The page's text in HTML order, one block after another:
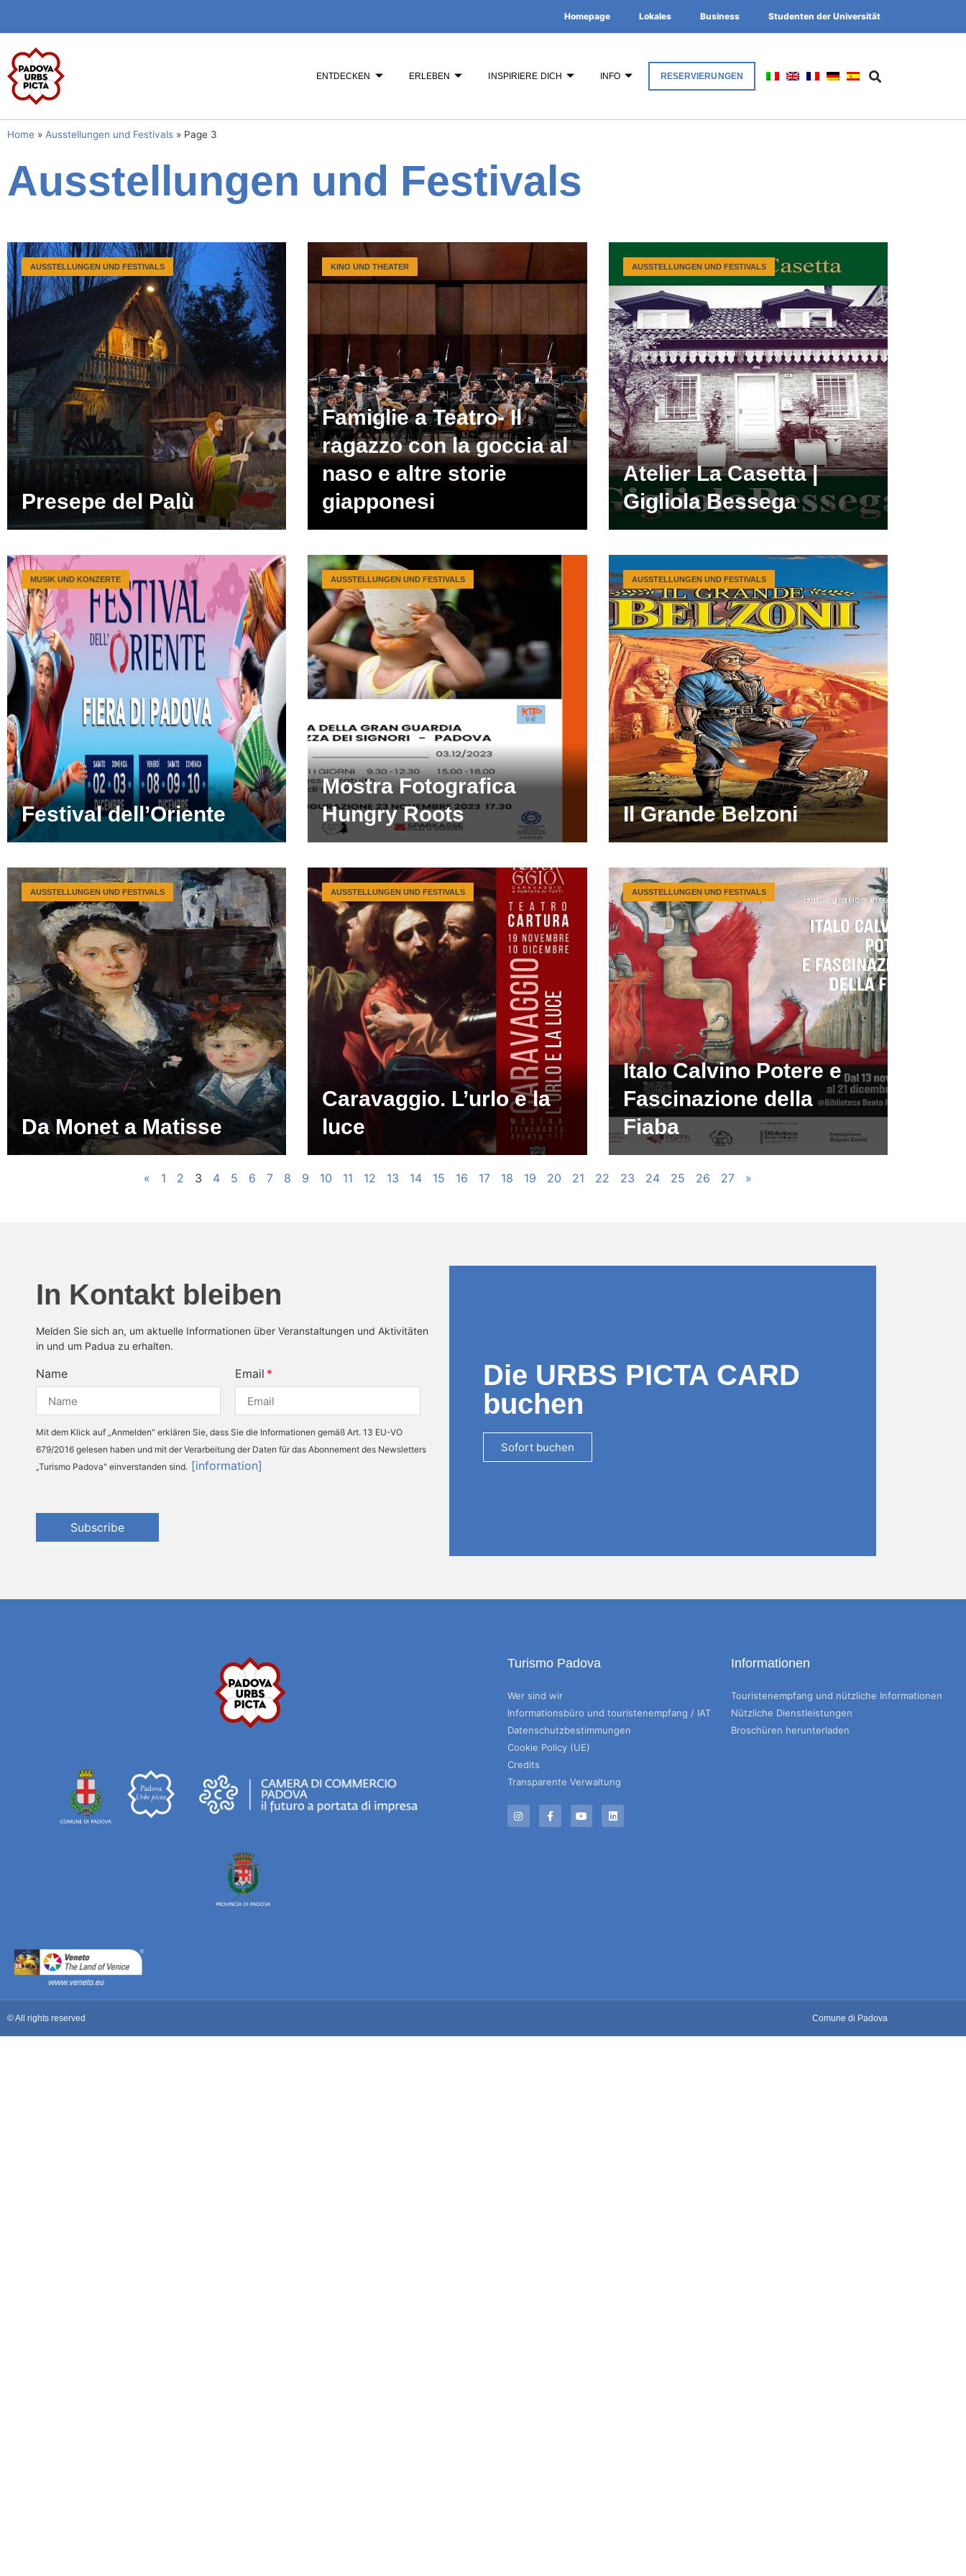
Homepage Lokales Business Studenten der Universität
ENTDECKEN ERLEBEN INSPIRIERE DICH INFO RESERVIERUNGEN
Home » Ausstellungen und Festivals » Page 3
Ausstellungen und Festivals
Presepe del Palù
AUSSTELLUNGEN UND FESTIVALS
Famiglie a Teatro- Il
ragazzo con la goccia al
naso e altre storie
giapponesi
KINO UND THEATER
Atelier La Casetta |
Gigliola Bessega
AUSSTELLUNGEN UND FESTIVALS
Festival dell’Oriente
MUSIK UND KONZERTE
Mostra Fotografica
Hungry Roots
AUSSTELLUNGEN UND FESTIVALS
Il Grande Belzoni
AUSSTELLUNGEN UND FESTIVALS
Da Monet a Matisse
AUSSTELLUNGEN UND FESTIVALS
Caravaggio. L’urlo e la
luce
AUSSTELLUNGEN UND FESTIVALS
Italo Calvino Potere e
Fascinazione della
Fiaba
AUSSTELLUNGEN UND FESTIVALS
« 1 2 3 4 5 6 7 8 9 10 11 12 13 14 15 16 17 18 19 20 21 22 23 24 25 26 27 »
In Kontakt bleiben
Melden Sie sich an, um aktuelle Informationen über Veranstaltungen und Aktivitäten
in und um Padua zu erhalten.
Name Email
Mit dem Klick auf „Anmelden" erklären Sie, dass Sie die Informationen gemäß Art. 13 EU-VO
679/2016 gelesen haben und mit der Verarbeitung der Daten für das Abonnement des Newsletters
„Turismo Padova" einverstanden sind. [information]
Subscribe
Die URBS PICTA CARD
buchen
Sofort buchen
Turismo Padova
Wer sind wir
Informationsbüro und touristenempfang / IAT
Datenschutzbestimmungen
Cookie Policy (UE)
Credits
Transparente Verwaltung
Informationen
Touristenempfang und nützliche Informationen
Nützliche Dienstleistungen
Broschüren herunterladen
© All rights reserved Comune di Padova